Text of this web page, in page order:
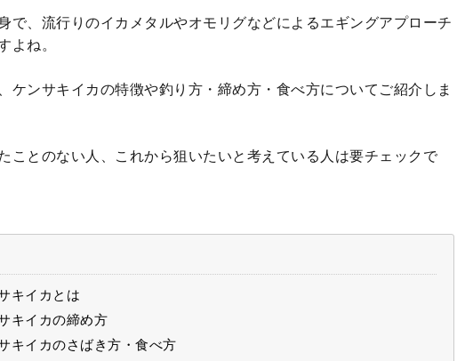
で、流行りのイカメタルやオモリグなどによるエギングアプローチ
よね。
ケンサキイカの特徴や釣り方・締め方・食べ方についてご紹介しま
ことのない人、これから狙いたいと考えている人は要チェックで
キイカとは
キイカの締め方
キイカのさばき方・食べ方